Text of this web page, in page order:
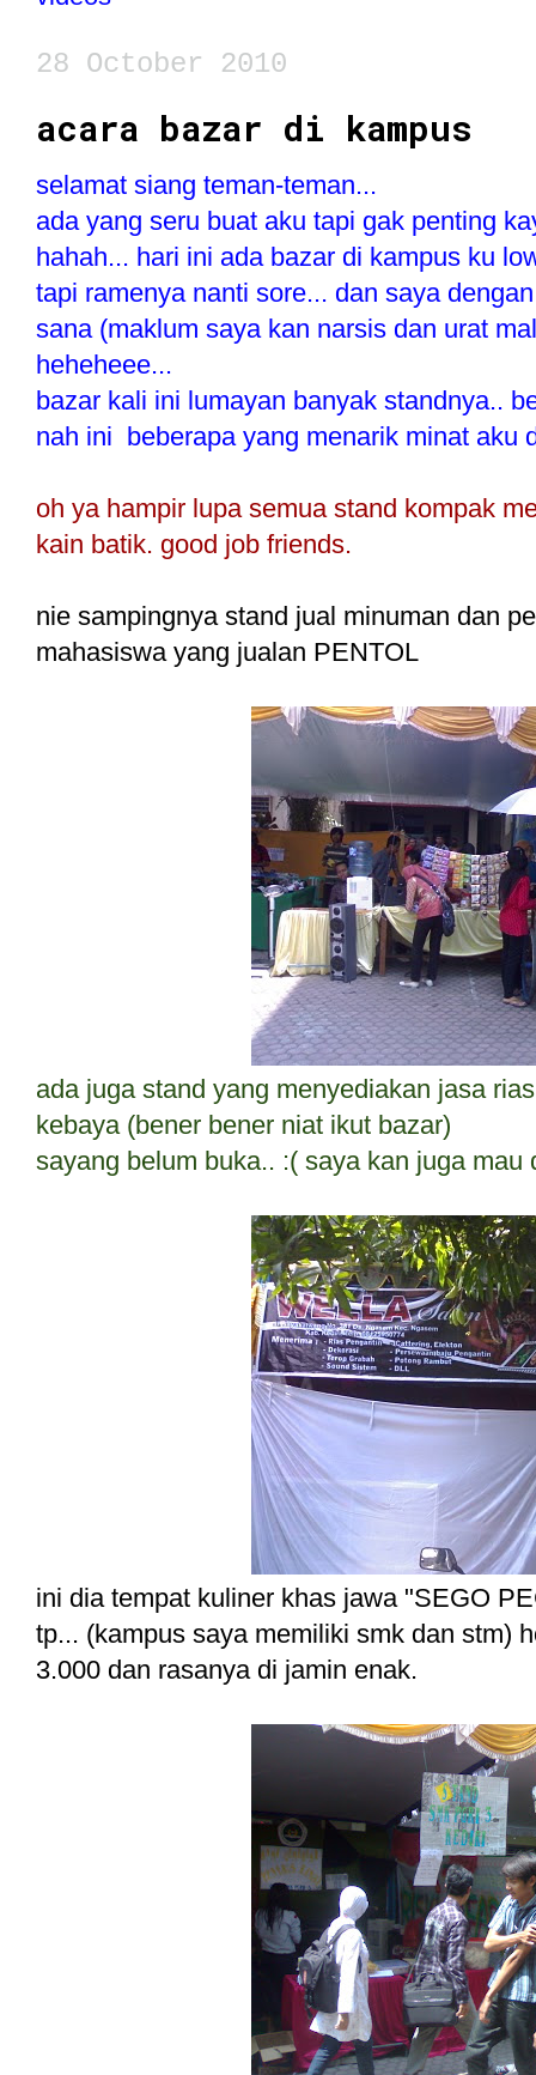
28 October 2010
acara bazar di kampus
selamat siang teman-teman...
ada yang seru buat aku tapi gak penting
hahah... hari ini ada bazar di kampus ku
tapi ramenya nanti sore... dan saya
sana (maklum saya kan narsis dan urat
heheheee...
bazar kali ini lumayan banyak standnya..
nah ini beberapa yang menarik minat aku
oh ya hampir lupa semua stand kompak
kain batik. good job friends.
nie sampingnya stand jual minuman dan
mahasiswa yang jualan PENTOL
ada juga stand yang menyediakan jasa
kebaya (bener bener niat ikut bazar)
sayang belum buka.. :( saya kan juga mau
ini dia tempat kuliner khas jawa "SEGO
tp... (kampus saya memiliki smk dan stm)
3.000 dan rasanya di jamin enak.